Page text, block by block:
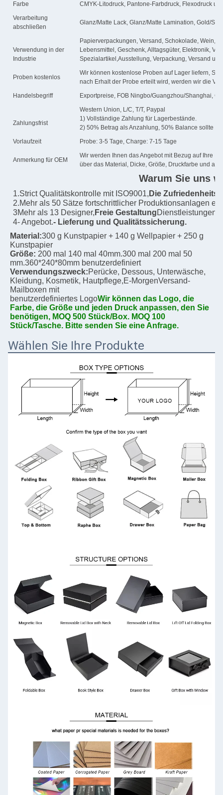
Farbe
CMYK-Litodruck, Pantone-Farbdruck, Flexodruck
Verarbeitung
abschließen
Glanz/Matte Lack, Glanz/Matte Lamination, Gold/
Verwendung in der
Industrie
Papierverpackungen, Versand, Schokolade, Wein,
Lebensmittel, Geschenk, Alltagsgüter, Elektronik,
Spezialartikel,Ausstellung, Verpackung, Versand
Proben kostenlos
Wir können kostenlose Proben auf Lager liefern,
nach Erhalt der Probe erteilt wird, werden wir die
Handelsbegriff
Exportpreise, FOB Ningbo/Guangzhou/Shanghai,
Zahlungsfrist
Western Union, L/C, T/T, Paypal
1) Vollständige Zahlung für Lagerbestände.
2) 50% Betrag als Anzahlung, 50% Balance sollte
Vorlaufzeit
Probe: 3-5 Tage, Charge: 7-15 Tage
Anmerkung für OEM
Wir werden Ihnen das Angebot mit Bezug auf Ihre
über das Material, Dicke, Größe, Druckfarbe und
Warum Sie uns
1.Strict Qualitätskontrolle mit ISO9001, Die
2.Mehr als 50 Sätze fortschrittlicher Produktionsanlagen
3Mehr als 13 Designer, Freie GestaltungDienstleistungen
4- Angebot.- Lieferung und Qualitätssicherung.
Material:300 g Kunstpapier + 140 g Wellpapier + 250 g
Kunstpapier
Größe: 200 mal 140 mal 40mm.300 mal 200 mal 50
mm.360*240*80mm benutzerdefiniert
Verwendungszweck:Perücke, Dessous, Unterwäsche,
Kleidung, Kosmetik, Hautpflege,E-MorgenVersand-
Mailboxen mit
benutzerdefiniertes LogoWir können das Logo, die
Farbe, die Größe und jeden Druck anpassen, den Sie
benötigen, MOQ 500 Stück/Box. MOQ 100
Stück/Tasche. Bitte senden Sie eine Anfrage.
Wählen Sie Ihre Produkte